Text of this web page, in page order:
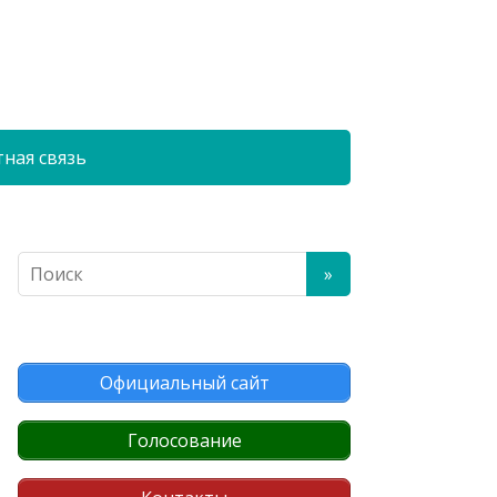
связь
Официальный сайт
Голосование